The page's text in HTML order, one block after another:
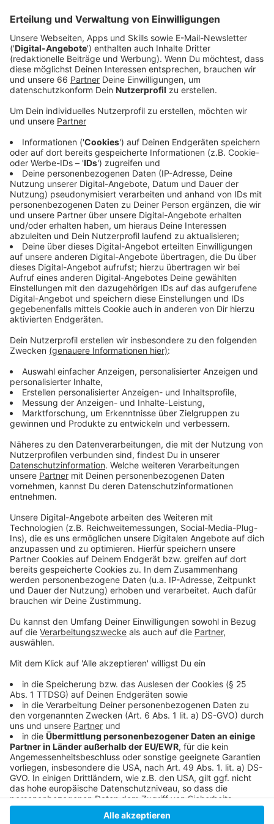
David Guetta live in Düsseldorf
David Guetta wird am 26. Juli 2025 sein erstes
Stadion-Tour-Konzert in Deutschland in der Merkur
Spiel-Arena geben. DerVorverkaufstartet heute (30.
Januar 2025) um 9 Uhr. Neben David Guetta werden im
Sommer auch Guns N' Roses, Linkin Park und Ed
Sheeran in derArena auftreten.
Anzeige
Weitere musikalische Highlights
Anzeige
Schon im Februar 2025 gibt es in Düsseldorf viel zu
erleben: ImPSD Bank Dometreten Snow Patrol,
Teddy Swims und Cyndi Lauper auf. In der Mitsubishi
Electric Hallein Oberbilk sind im Februar TOTO und im
April Roy Bianco & Die Abbrunzati Boys zu sehen.
Anzeige
Weitere Infos und Links zum Thema:
Anzeige
Ticketvorverkauf für David Guetta
PSD Bank Dome
Mitsubishi Electric Halle
Merkur Spiel-Arena
Eventkalender von D.Live
Anzeige
Anzeige